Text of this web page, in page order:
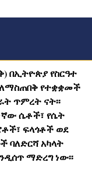
የስነ ስዕልና
በኢትዮጵያ የስርዓተ
የተቋቋመች
ጥምረት ናት፡፡
ሴቶች፣ የሴት
ፍላጎቶች ወደ
አካላት
ማድረግ ነው፡፡